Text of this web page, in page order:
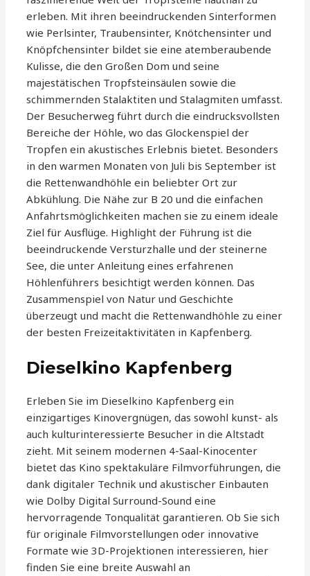
erleben. Mit ihren beeindruckenden Sinterformen
wie Perlsinter, Traubensinter, Knötchensinter und
Knöpfchensinter bildet sie eine atemberaubende
Kulisse, die den Großen Dom und seine
majestätischen Tropfsteinsäulen sowie die
schimmernden Stalaktiten und Stalagmiten umfasst.
Der Besucherweg führt durch die eindrucksvollsten
Bereiche der Höhle, wo das Glockenspiel der
Tropfen ein akustisches Erlebnis bietet. Besonders
in den warmen Monaten von Juli bis September ist
die Rettenwandhöhle ein beliebter Ort zur
Abkühlung. Die Nähe zur B 20 und die einfachen
Anfahrtsmöglichkeiten machen sie zu einem ideale
Ziel für Ausflüge. Highlight der Führung ist die
beeindruckende Versturzhalle und der steinerne
See, die unter Anleitung eines erfahrenen
Höhlenführers besichtigt werden können. Das
Zusammenspiel von Natur und Geschichte
überzeugt und macht die Rettenwandhöhle zu einer
der besten Freizeitaktivitäten in Kapfenberg.
Dieselkino Kapfenberg
Erleben Sie im Dieselkino Kapfenberg ein
einzigartiges Kinovergnügen, das sowohl kunst- als
auch kulturinteressierte Besucher in die Altstadt
zieht. Mit seinem modernen 4-Saal-Kinocenter
bietet das Kino spektakuläre Filmvorführungen, die
dank digitaler Technik und akustischer Einbauten
wie Dolby Digital Surround-Sound eine
hervorragende Tonqualität garantieren. Ob Sie sich
für originale Filmvorstellungen oder innovative
Formate wie 3D-Projektionen interessieren, hier
finden Sie eine breite Auswahl an